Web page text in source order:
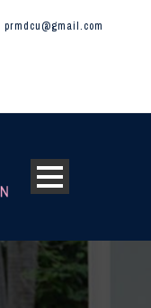
prmdcu@gmail.com